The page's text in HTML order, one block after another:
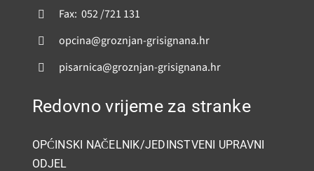
Fax: 052 /721 131
opcina@groznjan-grisignana.hr
pisarnica@groznjan-grisignana.hr
Redovno vrijeme za stranke
OPĆINSKI NAČELNIK/JEDINSTVENI UPRAVNI
ODJEL